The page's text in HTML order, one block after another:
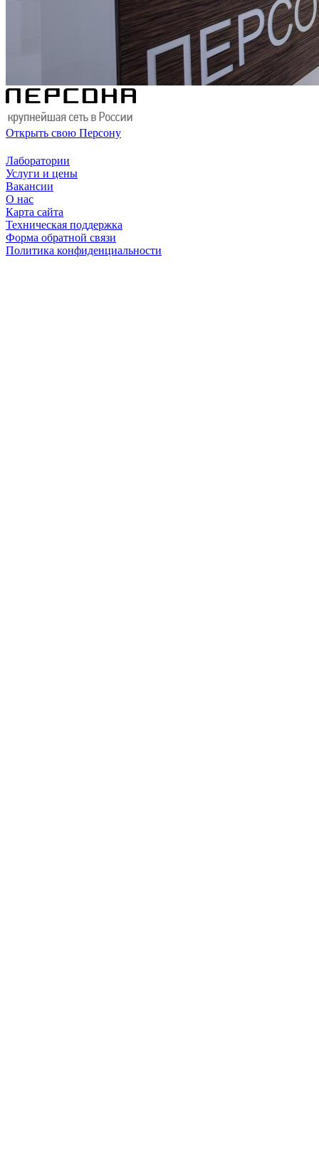
Открыть свою Персону
Лаборатории
Услуги и цены
Вакансии
О нас
Карта сайта
Техническая поддержка
Форма обратной связи
Политика конфиденциальности